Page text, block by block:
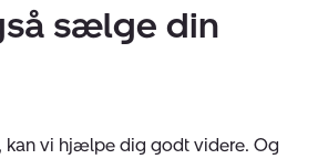
sælge din
kan vi hjælpe dig godt videre. Og